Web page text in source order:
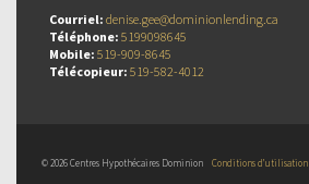
Courriel: denise.gee@dominionlending.ca
Téléphone: 5199098645
Mobile: 519-909-8645
Télécopieur: 519-582-4012
© 2026 Centres Hypothécaires Dominion Conditions d’utilisation